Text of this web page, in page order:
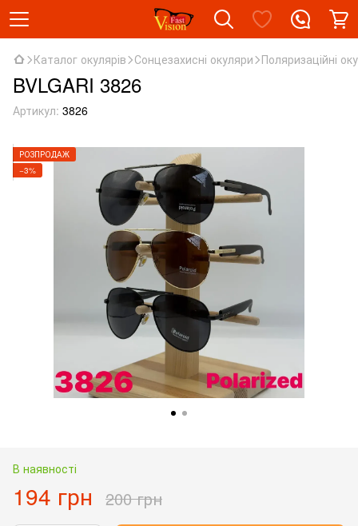
Каталог окулярів Сонцезахисні окуляри Поляризаційні
BVLGARI 3826
Артикул: 3826
РОЗПРОДАЖ
−3%
В наявності
194 грн 200 грн